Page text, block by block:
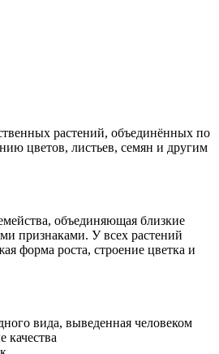
растений, объединённых по
цветов, листьев, семян и другим
объединяющая близкие
признаками. У всех растений
форма роста, строение цветка и
вида, выведенная человеком
качества